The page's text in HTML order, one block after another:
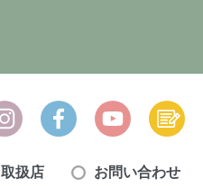
取扱店 お問い合わせ